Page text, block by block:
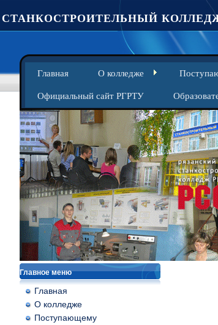
СТАНКОСТРОИТЕЛЬНЫЙ
Главная О колледже
Официальный сайт РГРТУ
Главное меню
Главная
О колледже
Поступающему